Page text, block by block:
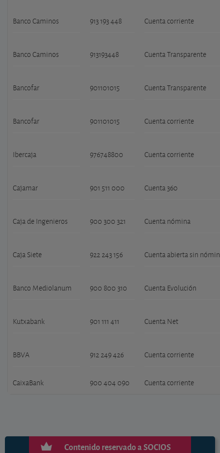
Banco Caminos 913 193 448 Cuenta corriente
Banco Caminos 913193448 Cuenta Transparente
Bancofar 901101015 Cuenta Transparente
Bancofar 901101015 Cuenta corriente
Ibercaja 976748800 Cuenta corriente
Cajamar 901 511 000 Cuenta 360
Caja de Ingenieros 900 300 321 Cuenta nómina
Caja Siete 922 243 156 Cuenta abierta sin
Banco Mediolanum 900 800 310 Cuenta Evolución
Kutxabank 901 111 411 Cuenta Net
BBVA 912 249 426 Cuenta corriente
CaixaBank 900 404 090 Cuenta corriente
Contenido reservado a SOCIOS